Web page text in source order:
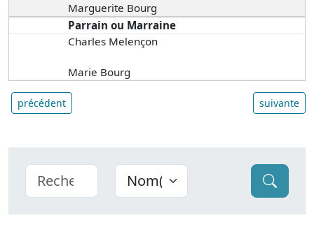
Marguerite Bourg
Parrain ou Marraine
Charles Melençon
Marie Bourg
précédent suivante